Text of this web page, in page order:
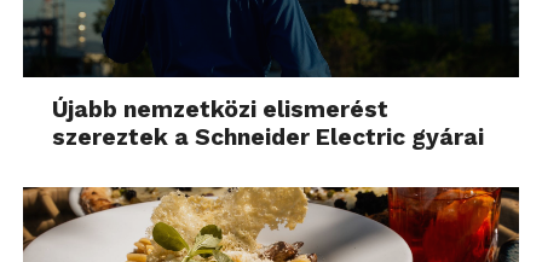
Újabb nemzetközi elismerést
szereztek a Schneider Electric gyárai